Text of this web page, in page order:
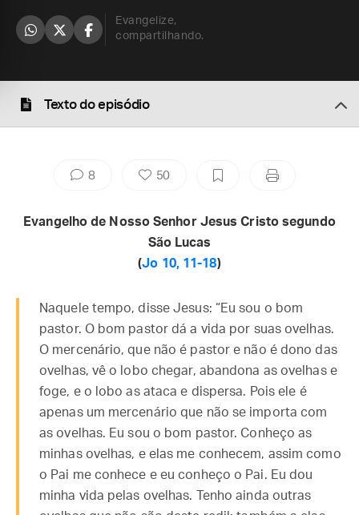
Evangelize,
compartilhando.
Texto do episódio
8 50
Evangelho de Nosso Senhor Jesus Cristo segundo
São Lucas
(Jo 10, 11-18)
Naquele tempo, disse Jesus: “Eu sou o bom
pastor. O bom pastor dá a vida por suas ovelhas.
O mercenário, que não é pastor e não é dono das
ovelhas, vê o lobo chegar, abandona as ovelhas e
foge, e o lobo as ataca e dispersa. Pois ele é
apenas um mercenário que não se importa com
as ovelhas. Eu sou o bom pastor. Conheço as
minhas ovelhas, e elas me conhecem, assim como
o Pai me conhece e eu conheço o Pai. Eu dou
minha vida pelas ovelhas. Tenho ainda outras